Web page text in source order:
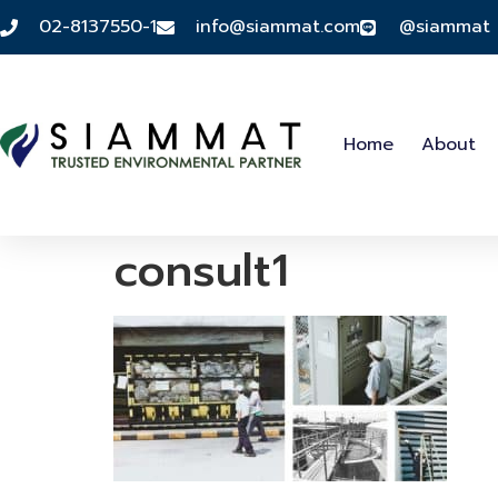
02-8137550-1 info@siammat.com @siammat
Home About
consult1